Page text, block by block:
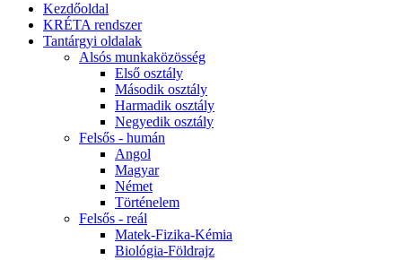
Kezdőoldal
KRÉTA rendszer
Tantárgyi oldalak
Alsós munkaközösség
Első osztály
Második osztály
Harmadik osztály
Negyedik osztály
Felsős - humán
Angol
Magyar
Német
Történelem
Felsős - reál
Matek-Fizika-Kémia
Biológia-Földrajz